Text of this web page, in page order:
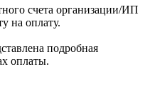
счета организации/ИП
на оплату.
подробная
оплаты.